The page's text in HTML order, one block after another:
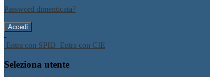
Password dimenticata?
-
Entra con SPID Entra con CIE
Seleziona utente